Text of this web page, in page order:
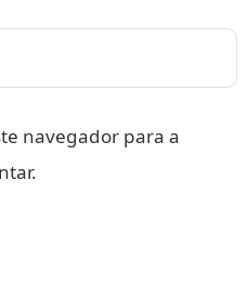
navegador para a